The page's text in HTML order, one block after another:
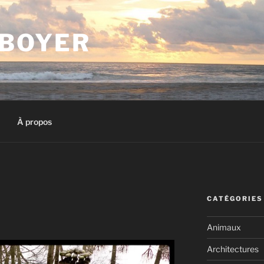
À propos
CATÉGORIES
Animaux
Architectures